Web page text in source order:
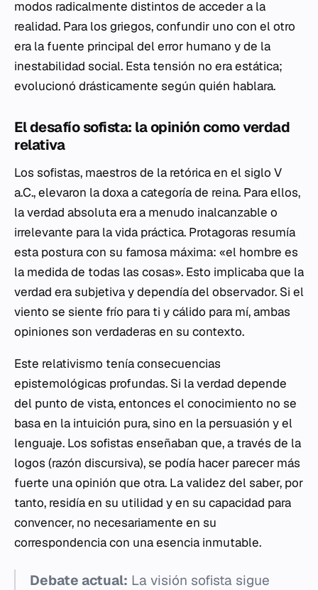
modos radicalmente distintos de acceder a la
realidad. Para los griegos, confundir uno con el otro
era la fuente principal del error humano y de la
inestabilidad social. Esta tensión no era estática;
evolucionó drásticamente según quién hablara.
El desafío sofista: la opinión como verdad
relativa
Los sofistas, maestros de la retórica en el siglo V
a.C., elevaron ladoxaa categoría de reina. Para ellos,
la verdad absoluta era a menudo inalcanzable o
irrelevante para la vida práctica. Protagoras resumía
esta postura con su famosa máxima: «el hombre es
la medida de todas las cosas». Esto implicaba que la
verdad era subjetiva y dependía del observador. Si el
viento se siente frío para ti y cálido para mí, ambas
opiniones son verdaderas en su contexto.
Este relativismo tenía consecuencias
epistemológicas profundas. Si la verdad depende
del punto de vista, entonces el conocimiento no se
basa en la intuición pura, sino en la persuasión y el
lenguaje. Los sofistas enseñaban que, a través de la
logos (razón discursiva), se podía hacer parecer más
fuerte una opinión que otra. La validez del saber, por
tanto, residía en su utilidad y en su capacidad para
convencer, no necesariamente en su
correspondencia con una esencia inmutable.
Debate actual: La visión sofista sigue